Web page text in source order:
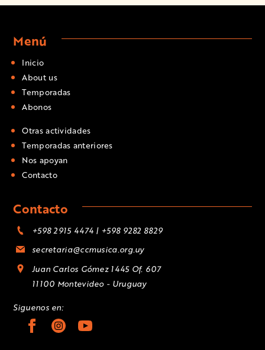
Menú
Inicio
About us
Temporadas
Abonos
Otras actividades
Temporadas anteriores
Nos apoyan
Contacto
Contacto
+598 2915 4474 | +598 9282 8829
secretaria@ccmusica.org.uy
Juan Carlos Gómez 1445 Of. 607
11100 Montevideo - Uruguay
Siguenos en: